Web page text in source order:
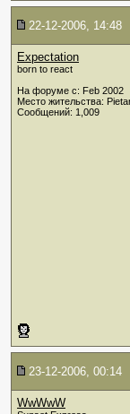
22-12-2006, 14:48
Expectation
born to react
На форуме с: Feb 2002
Место жительства:
Сообщений: 1,009
23-12-2006, 00:14
WwWwW